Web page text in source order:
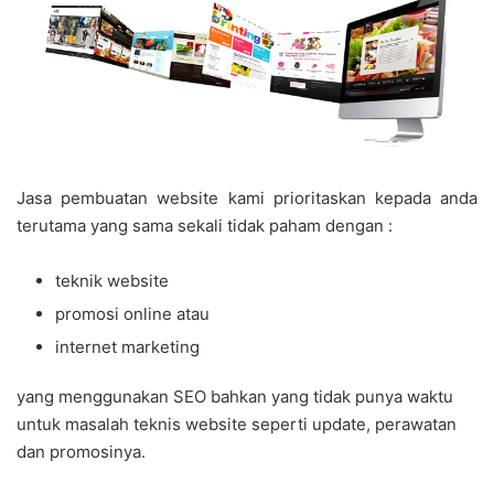
Jasa pembuatan website kami prioritaskan kepada anda
terutama yang sama sekali tidak paham dengan :
teknik website
promosi online atau
internet marketing
yang menggunakan SEO bahkan yang tidak punya waktu
untuk masalah teknis website seperti update, perawatan
dan promosinya.